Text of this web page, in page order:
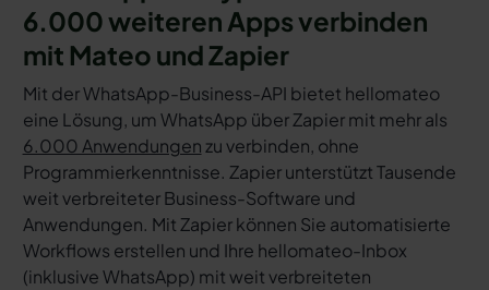
6.000 weiteren Apps verbinden
mit Mateo und Zapier
Mit der WhatsApp-Business-API bietet hellomateo
eine Lösung, um WhatsApp über Zapier mit mehr als
6.000 Anwendungenzu verbinden, ohne
Programmierkenntnisse. Zapier unterstützt Tausende
weit verbreiteter Business-Software und
Anwendungen. Mit Zapier können Sie automatisierte
Workflows erstellen und Ihre hellomateo-Inbox
(inklusive WhatsApp) mit weit verbreiteten